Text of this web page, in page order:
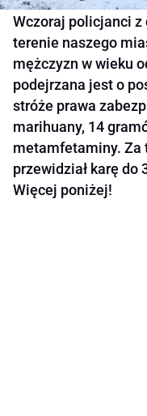
Wczoraj policjanci
terenie naszego
mężczyzn w wieku
podejrzana jest o
stróże prawa
marihuany, 14
metamfetaminy. Za
przewidział karę
Więcej poniżej!